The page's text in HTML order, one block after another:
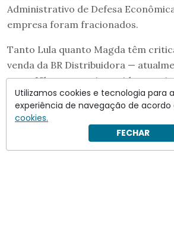
Administrativo de Defesa
empresa foram fracionados.
Tanto Lula quanto Magda têm
venda da BR Distribuidora —
como Vibra — para investidores
Utilizamos cookies e tecnologia para
experiência de navegação de acordo
cookies.
FECHAR